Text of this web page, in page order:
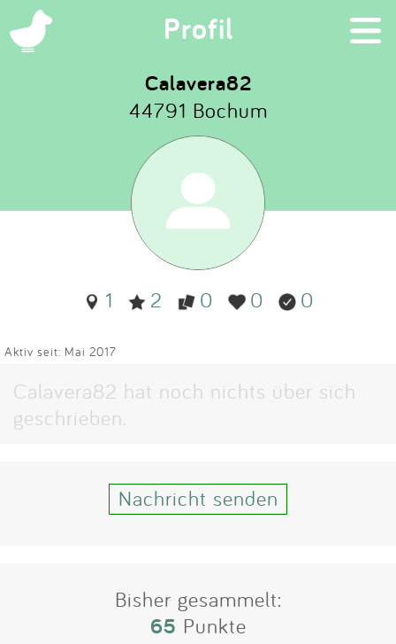
Profil ×
Suchen
Eintragen
App
Blog
Partner
Impressum
Calavera82
44791 Bochum
1 2 0 0 0
Aktiv seit: Mai 2017
Calavera82 hat noch nichts über sich
geschrieben.
Nachricht senden
Bisher gesammelt:
65 Punkte